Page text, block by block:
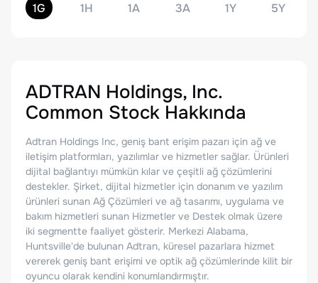
1G 1H 1A 3A 1Y 5Y
ADTRAN Holdings, Inc.
Common Stock Hakkında
Adtran Holdings Inc, geniş bant erişim pazarı için ağ ve
iletişim platformları, yazılımlar ve hizmetler sağlar. Ürünleri
dijital bağlantıyı mümkün kılar ve çeşitli ağ çözümlerini
destekler. Şirket, dijital hizmetler için donanım ve yazılım
ürünleri sunan Ağ Çözümleri ve ağ tasarımı, uygulama ve
bakım hizmetleri sunan Hizmetler ve Destek olmak üzere
iki segmentte faaliyet gösterir. Merkezi Alabama,
Huntsville'de bulunan Adtran, küresel pazarlara hizmet
vererek geniş bant erişimi ve optik ağ çözümlerinde kilit bir
oyuncu olarak kendini konumlandırmıştır.